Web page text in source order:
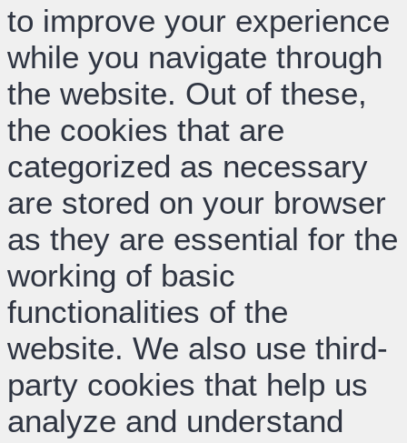
to improve your experience
while you navigate through
the website. Out of these,
the cookies that are
categorized as necessary
are stored on your browser
as they are essential for the
working of basic
functionalities of the
website. We also use third-
party cookies that help us
analyze and understand